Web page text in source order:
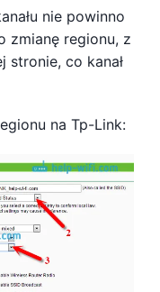
nie powinno
zmianę regionu, z
stronie, co kanał
na Tp-Link: